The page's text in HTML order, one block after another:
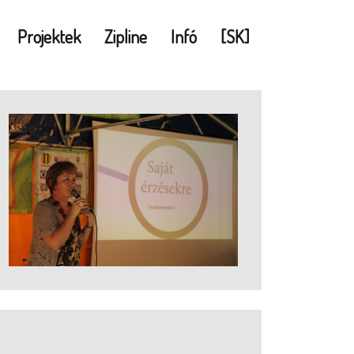
Projektek Zipline Infó [SK]